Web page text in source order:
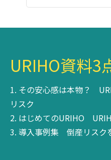
URIHO資料3
その安心感は本物？
リスク
はじめてのURIHO
導入事例集
倒産リスク